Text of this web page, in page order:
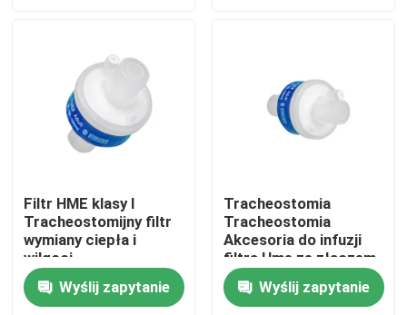
Gumowy tłok strzykawki
Akcesoria do strzykawek
Korek z gumy butylowej
Wstępnie napełnione części strzykawki
Filtr HME klasy I
Tracheostomijny filtr
wymiany ciepła i
wilgoci
Wyślij zapytanie
Tracheostomia
Tracheostomia
Akcesoria do infuzji
filtra Hme ze złączem
rurki tlenowej
Wyślij zapytanie